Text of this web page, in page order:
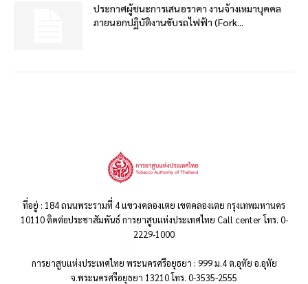
ประกาศผู้ชนะการเสนอราคา งานจ้างเหมาบุคคล
ภายนอกปฏิบัติงานขับรถไฟฟ้า (Fork...
ที่อยู่ : 184 ถนนพระรามที่ 4 แขวงคลองเตย เขตคลองเตย กรุงเทพมหานคร
10110 ติดต่อประชาสัมพันธ์ การยาสูบแห่งประเทศไทย Call center โทร. 0-
2229-1000
การยาสูบแห่งประเทศไทย พระนครศรีอยุธยา : 999 ม.4 ต.อุทัย อ.อุทัย
จ.พระนครศรีอยุธยา 13210 โทร. 0-3535-2555